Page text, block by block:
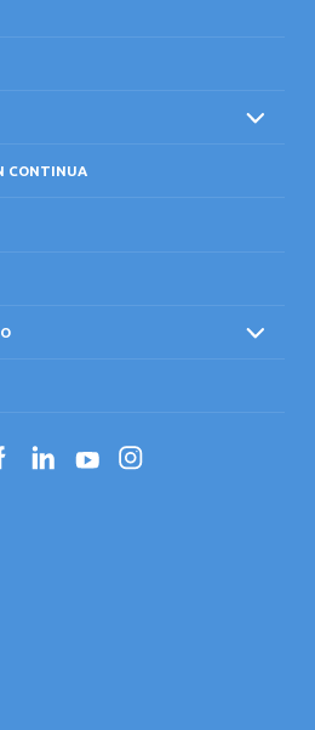
CONTINUA
LinkedInYouTubeInstagram